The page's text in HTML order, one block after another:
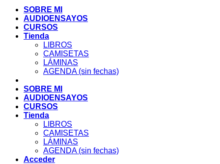
SOBRE MI
AUDIOENSAYOS
CURSOS
Tienda
LIBROS
CAMISETAS
LÁMINAS
AGENDA (sin fechas)
SOBRE MI
AUDIOENSAYOS
CURSOS
Tienda
LIBROS
CAMISETAS
LÁMINAS
AGENDA (sin fechas)
Acceder